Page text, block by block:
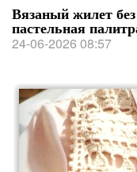
Вязаный жилет
пастельная
24-06-2026 08:57